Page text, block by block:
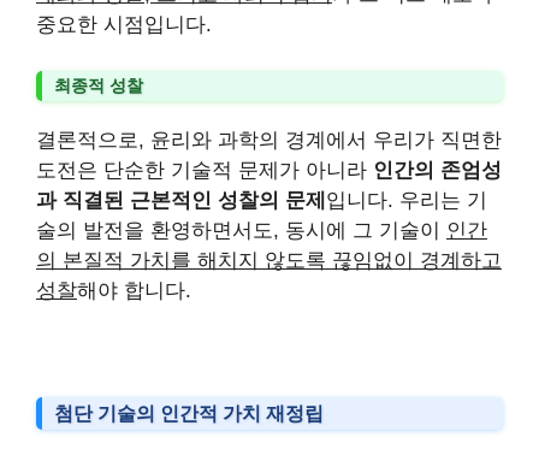
중요한 시점입니다.
최종적 성찰
결론적으로, 윤리와 과학의 경계에서 우리가 직면한
도전은 단순한 기술적 문제가 아니라 인간의 존엄성
과 직결된 근본적인 성찰의 문제 입니다. 우리는 기
술의 발전을 환영하면서도, 동시에 그 기술이 인간
의 본질적 가치를 해치지 않도록 끊임없이 경계하고
성찰해야 합니다.
첨단 기술의 인간적 가치 재정립